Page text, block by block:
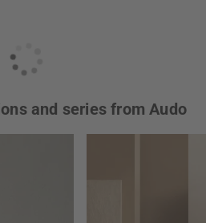
and series from Audo